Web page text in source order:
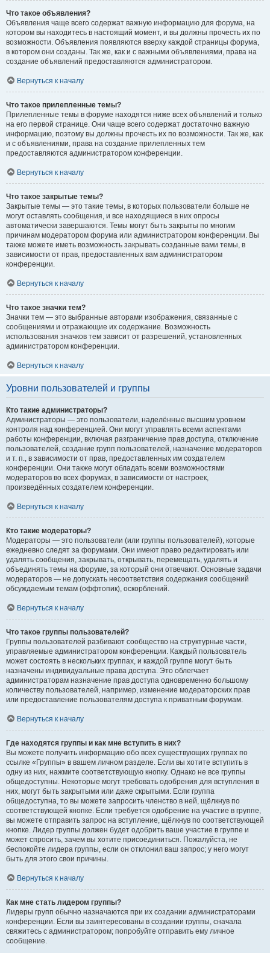
Что такое объявления?
Объявления чаще всего содержат важную информацию для форума, на
котором вы находитесь в настоящий момент, и вы должны прочесть их по
возможности. Объявления появляются вверху каждой страницы форума,
в котором они созданы. Так же, как и с важными объявлениями, права на
создание объявлений предоставляются администратором.
Вернуться к началу
Что такое прилепленные темы?
Прилепленные темы в форуме находятся ниже всех объявлений и только
на его первой странице. Они чаще всего содержат достаточно важную
информацию, поэтому вы должны прочесть их по возможности. Так же, как
и с объявлениями, права на создание прилепленных тем
предоставляются администратором конференции.
Вернуться к началу
Что такое закрытые темы?
Закрытые темы — это такие темы, в которых пользователи больше не
могут оставлять сообщения, и все находящиеся в них опросы
автоматически завершаются. Темы могут быть закрыты по многим
причинам модератором форума или администратором конференции. Вы
также можете иметь возможность закрывать созданные вами темы, в
зависимости от прав, предоставленных вам администратором
конференции.
Вернуться к началу
Что такое значки тем?
Значки тем — это выбранные авторами изображения, связанные с
сообщениями и отражающие их содержание. Возможность
использования значков тем зависит от разрешений, установленных
администратором конференции.
Вернуться к началу
Уровни пользователей и группы
Кто такие администраторы?
Администраторы — это пользователи, наделённые высшим уровнем
контроля над конференцией. Они могут управлять всеми аспектами
работы конференции, включая разграничение прав доступа, отключение
пользователей, создание групп пользователей, назначение модераторов
и т. п., в зависимости от прав, предоставленных им создателем
конференции. Они также могут обладать всеми возможностями
модераторов во всех форумах, в зависимости от настроек,
произведённых создателем конференции.
Вернуться к началу
Кто такие модераторы?
Модераторы — это пользователи (или группы пользователей), которые
ежедневно следят за форумами. Они имеют право редактировать или
удалять сообщения, закрывать, открывать, перемещать, удалять и
объединять темы на форуме, за который они отвечают. Основные задачи
модераторов — не допускать несоответствия содержания сообщений
обсуждаемым темам (оффтопик), оскорблений.
Вернуться к началу
Что такое группы пользователей?
Группы пользователей разбивают сообщество на структурные части,
управляемые администратором конференции. Каждый пользователь
может состоять в нескольких группах, и каждой группе могут быть
назначены индивидуальные права доступа. Это облегчает
администраторам назначение прав доступа одновременно большому
количеству пользователей, например, изменение модераторских прав
или предоставление пользователям доступа к приватным форумам.
Вернуться к началу
Где находятся группы и как мне вступить в них?
Вы можете получить информацию обо всех существующих группах по
ссылке «Группы» в вашем личном разделе. Если вы хотите вступить в
одну из них, нажмите соответствующую кнопку. Однако не все группы
общедоступны. Некоторые могут требовать одобрения для вступления в
них, могут быть закрытыми или даже скрытыми. Если группа
общедоступна, то вы можете запросить членство в ней, щёлкнув по
соответствующей кнопке. Если требуется одобрение на участие в группе,
вы можете отправить запрос на вступление, щёлкнув по соответствующей
кнопке. Лидер группы должен будет одобрить ваше участие в группе и
может спросить, зачем вы хотите присоединиться. Пожалуйста, не
беспокойте лидера группы, если он отклонил ваш запрос; у него могут
быть для этого свои причины.
Вернуться к началу
Как мне стать лидером группы?
Лидеры групп обычно назначаются при их создании администраторами
конференции. Если вы заинтересованы в создании группы, сначала
свяжитесь с администратором; попробуйте отправить ему личное
сообщение.